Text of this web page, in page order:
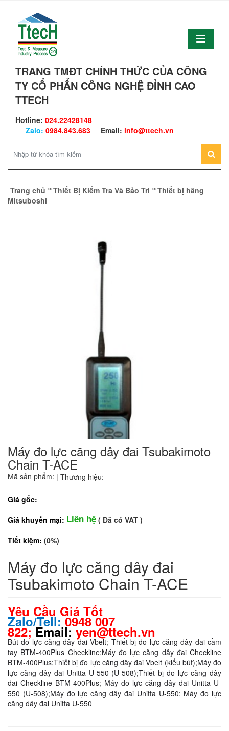
TRANG TMĐT CHÍNH THỨC CỦA CÔNG
TY CỔ PHẨN CÔNG NGHỆ ĐỈNH CAO
TTECH
Hotline: 024.22428148
Zalo: 0984.843.683 Email: info@ttech.vn
Trang chủ Thiết Bị Kiểm Tra Và Bảo Trì
Thiết bị hãng
Mitsuboshi
Máy đo lực căng dây đai Tsubakimoto
Chain T-ACE
Mã sản phẩm: | Thương hiệu:
Giá gốc:
Giá khuyến mại: Liên hệ ( Đã có VAT )
Tiết kiệm: (0%)
Máy đo lực căng dây đai
Tsubakimoto Chain T-ACE
Yêu Cầu Giá Tốt
Zalo/Tell:0948 007
822;Email:yen@ttech.vn
Bút đo lực căng dây đai Vbelt; Thiết bị đo lực căng dây đai cầm
tay BTM-400Plus Checkline;Máy đo lực căng dây đai Checkline
BTM-400Plus;Thiết bị đo lực căng dây đai Vbelt (kiểu bút);Máy đo
lực căng dây đai Unitta U-550 (U-508);Thiết bị đo lực căng dây
đai Checkline BTM-400Plus; Máy đo lực căng dây đai Unitta U-
550 (U-508);Máy đo lực căng dây đai Unitta U-550; Máy đo lực
căng dây đai Unitta U-550